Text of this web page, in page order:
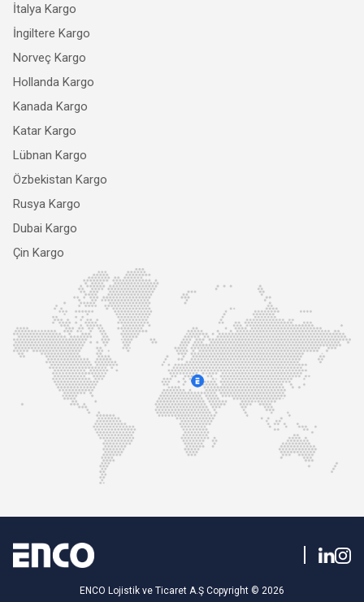
İtalya Kargo
İngiltere Kargo
Norveç Kargo
Hollanda Kargo
Kanada Kargo
Katar Kargo
Lübnan Kargo
Özbekistan Kargo
Rusya Kargo
Dubai Kargo
Çin Kargo
ENCO Lojistik ve Ticaret A.Ş Copyright © 2026